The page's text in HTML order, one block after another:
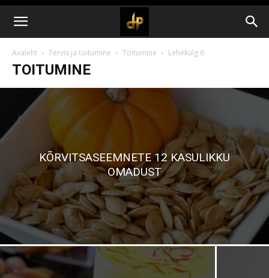
Avaleht Tervis ja toitumine Toitumine Lehekülg 6
TOITUMINE
KÕRVITSASEEMNETE 12 KASULIKKU
OMADUST